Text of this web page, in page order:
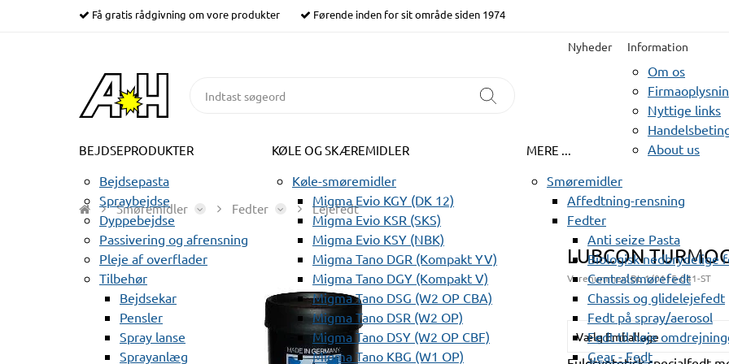
Få gratis rådgivning om vore produkter Førende inden for sit område siden 1974
Nyheder Information
Om os
Nyttige links
About us
BEJDSEPRODUKTER
Bejdsepasta
Spraybejdse
Dyppebejdse
Passivering og afrensning
Pleje af overflader
Tilbehør
Bejdsekar
Pensler
Spray lanse
Sprayanlæg
KØLE OG SKÆREMIDLER
Køle-smøremidler
Migma Evio KGY (DK 12)
Migma Evio KSR (SKS)
Migma Evio KSY (NBK)
Migma Tano DGR (Kompakt YV)
Migma Tano DGY (Kompakt V)
Migma Tano DSG (W2 OP CBA)
Migma Tano DSR (W2 OP)
Migma Tano DSY (W2 OP CBF)
Migma Tano KBG (W1 OP)
MERE ...
Smøremidler
Affedtning-rensning
Fedter
Anti seize Pasta
Biologisk nedbrydelige
Centralsmørefedt
Chassis og glidelejefedt
Fedt på spray/aerosol
Fedt til høje
Gear - Fedt
Smøremidler Fedter Lejefedt
LUBCON
Varenummer:BL 1/0115-041-ST
Vælg Emballage